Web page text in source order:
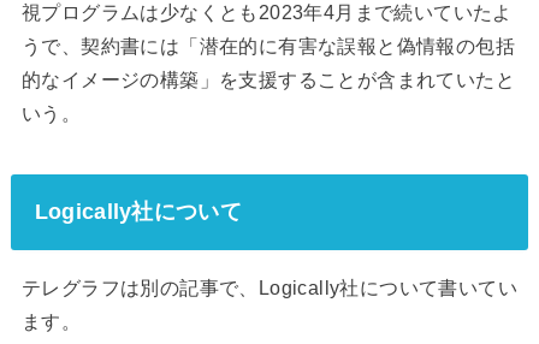
視プログラムは少なくとも2023年4月まで続いていたよ
うで、契約書には「潜在的に有害な誤報と偽情報の包括
的なイメージの構築」を支援することが含まれていたと
いう。
Logically社について
テレグラフは別の記事で、Logically社について書いてい
ます。